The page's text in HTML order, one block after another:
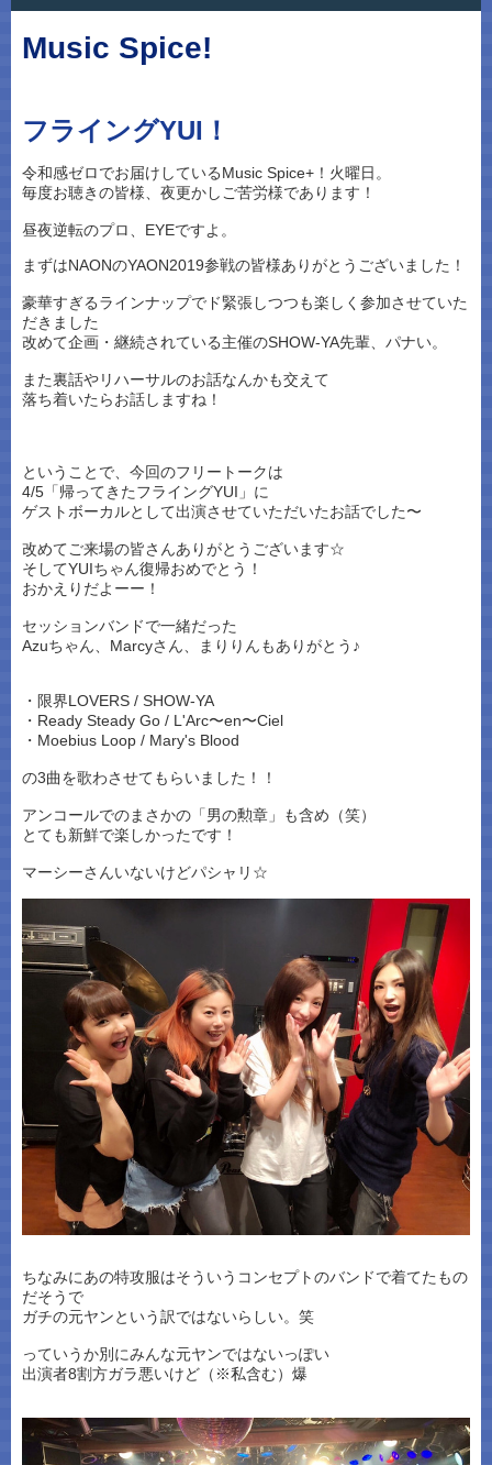
Music Spice!
フライングYUI！
令和感ゼロでお届けしているMusic Spice+！火曜日。
毎度お聴きの皆様、夜更かしご苦労様であります！
昼夜逆転のプロ、EYEですよ。
まずはNAONのYAON2019参戦の皆様ありがとうございました！
豪華すぎるラインナップでド緊張しつつも楽しく参加させていた
だきました
改めて企画・継続されている主催のSHOW-YA先輩、パナい。
また裏話やリハーサルのお話なんかも交えて
落ち着いたらお話しますね！
ということで、今回のフリートークは
4/5「帰ってきたフライングYUI」に
ゲストボーカルとして出演させていただいたお話でした〜
改めてご来場の皆さんありがとうございます☆
そしてYUIちゃん復帰おめでとう！
おかえりだよーー！
セッションバンドで一緒だった
Azuちゃん、Marcyさん、まりりんもありがとう♪
・限界LOVERS / SHOW-YA
・Ready Steady Go / L'Arc〜en〜Ciel
・Moebius Loop / Mary's Blood
の3曲を歌わさせてもらいました！！
アンコールでのまさかの「男の勲章」も含め（笑）
とても新鮮で楽しかったです！
マーシーさんいないけどパシャリ☆
ちなみにあの特攻服はそういうコンセプトのバンドで着てたもの
だそうで
ガチの元ヤンという訳ではないらしい。笑
っていうか別にみんな元ヤンではないっぽい
出演者8割方ガラ悪いけど（※私含む）爆